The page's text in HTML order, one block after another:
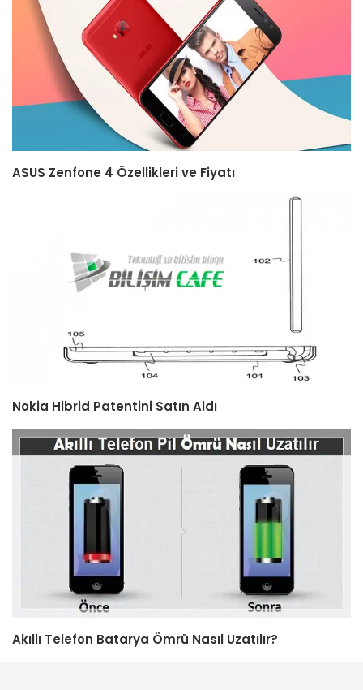
ASUS Zenfone 4 Özellikleri ve Fiyatı
Nokia Hibrid Patentini Satın Aldı
Akıllı Telefon Batarya Ömrü Nasıl Uzatılır?